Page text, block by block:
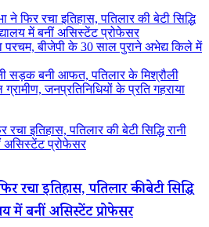
ने फिर रचा इतिहास, पतिलार की बेटी सिद्धि
में बनीं असिस्टेंट प्रोफेसर
परचम, बीजेपी के 30 साल पुराने अभेद्य किले में
सड़क बनी आफत, पतिलार के मिश्रौली
जनप्रतिनिधियों के प्रति गहराया
इतिहास, पतिलार की बेटी सिद्धि रानी
असिस्टेंट प्रोफेसर
रचा इतिहास, पतिलार की बेटी सिद्धि
में बनीं असिस्टेंट प्रोफेसर